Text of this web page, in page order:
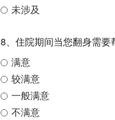
未涉及
8、住院期间当您翻身需要
满意
较满意
一般满意
不满意